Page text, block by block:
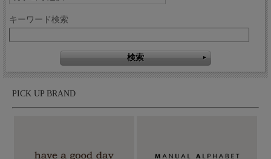
キーワード検索
PICK UP BRAND